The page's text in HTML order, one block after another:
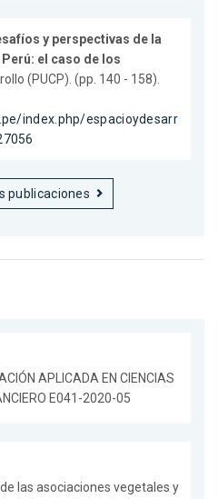
y perspectivas de la
el caso de los
(PUCP). (pp. 140 - 158).
index.php/espacioydesarr
publicaciones
APLICADA EN CIENCIAS
E041-2020-05
las asociaciones vegetales y